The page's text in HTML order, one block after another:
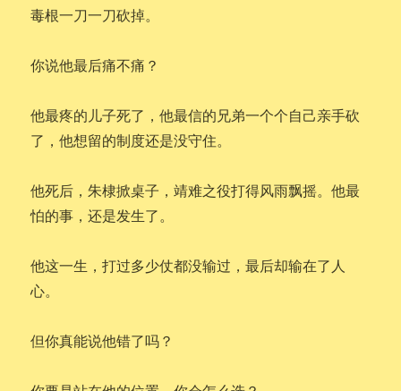
毒根一刀一刀砍掉。
你说他最后痛不痛？
他最疼的儿子死了，他最信的兄弟一个个自己亲手砍
了，他想留的制度还是没守住。
他死后，朱棣掀桌子，靖难之役打得风雨飘摇。他最
怕的事，还是发生了。
他这一生，打过多少仗都没输过，最后却输在了人
心。
但你真能说他错了吗？